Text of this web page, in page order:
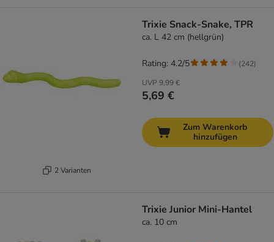
2 Varianten
Trixie Snack-Snake, TPR
ca. L 42 cm (hellgrün)
UVP 9,99 €
5,69 €
Rating: 4.2/5 (242)
Zum Warenkorb
hinzufügen
Trixie Junior Mini-Hantel
ca. 10 cm